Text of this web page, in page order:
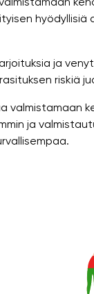
hyödyllisiä
ja
riskiä
valmistamaan
ja